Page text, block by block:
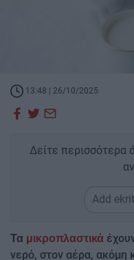
13:48 | 26/10/2025
Δείτε περισσότερα
Add
Τα μικροπλαστικά
νερό, στον αέρα, ακόμη